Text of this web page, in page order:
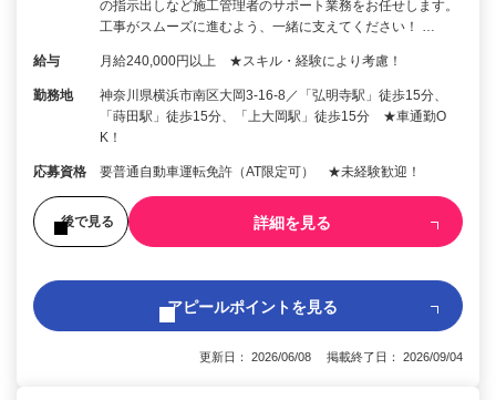
の指示出しなど施工管理者のサポート業務をお任せします。
工事がスムーズに進むよう、一緒に支えてください！ …
給与 月給240,000円以上 ★スキル・経験により考慮！
勤務地
神奈川県横浜市南区大岡3-16-8／「弘明寺駅」徒歩15分、
「蒔田駅」徒歩15分、「上大岡駅」徒歩15分 ★車通勤O
K！
応募資格 要普通自動車運転免許（AT限定可） ★未経験歓迎！
後で見る 詳細を見る
アピールポイントを見る
更新日： 2026/06/08 掲載終了日： 2026/09/04